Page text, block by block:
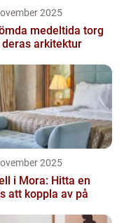
2025
medeltida torg
deras arkitektur
2025
i Mora: Hitta en
att koppla av på